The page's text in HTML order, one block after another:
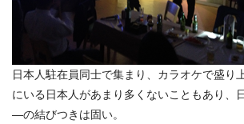
日本人駐在員同士で集まり、カラオケで盛り
にいる日本人があまり多くないこともあり、
―の結びつきは固い。